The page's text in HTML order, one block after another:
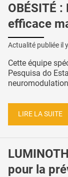
OBÉSITÉ
efficace
Actualité publiée il
Cette équipe
Pesquisa do
LIRE LA SUITE
pour la